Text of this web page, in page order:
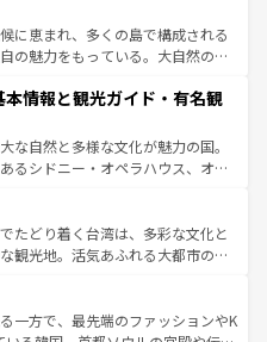
光、ショッピング、エンターテイ
的なスポットだ。一方、アメリカ
、グランドキャニオンやイエロー
は、音楽と美食が融合した独特の
メリカの各地域で異なる魅力を楽
と豊かな歴史を感じることができ
トリップや列車の旅も、アメリカ
に恵まれ、多くの島で構成される
の魅力をもっている。大自然の神
た、定番の観光地といえばオアフ
めるならマウイ島やカウアイ島が
リーンに輝く海をはじめ、豊かな
る。「アロハスピリット」と呼ば
フードやハワイアンミュージッ
など、すべてがハワイの魅力を彩
新しい発見と感動が待っているハ
情報と観光ガイド・有名観
な自然と多様な文化が魅力の国。
るシドニー・オペラハウス、オー
にそびえるウルル（エアーズロッ
い原生林やケアンズの熱帯雨林な
。また、カフェやワイン、オージ
充実しており、サーフィンやダイ
、アウトドア好きにはたまらな
たどり着く台湾は、多彩な文化と
観光地。活気あふれる大都市の台
である台湾東部など、都市の喧騒
ており、訪れる人に新しい発見と
一方で、最先端のファッションやK